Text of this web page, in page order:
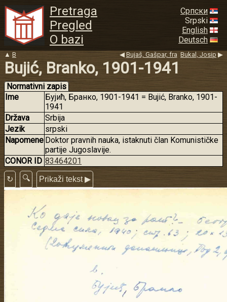
Pretraga
Pregled
O bazi
Српски
Srpski
English
Deutsch
▲ B ◀ Bujaš, Gašpar, fra Bukal, Josip ▶
Bujić, Branko, 1901-1941
Normativni zapis
Ime
Бујић, Бранко, 1901-1941 = Bujić, Branko, 1901-
1941
Država
Srbija
Jezik
srpski
Napomene Doktor pravnih nauka, istaknuti član Komunističke
partije Jugoslavije.
CONOR ID 83464201